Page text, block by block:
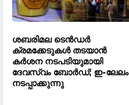
ശബരിമല ടെൻഡർ
ക്രമക്കേടുകൾ തടയാൻ
കർശന നടപടിയുമായി
ദേവസ്വം ബോർഡ്; ഇ-ലേലം
നടപ്പാക്കുന്നു